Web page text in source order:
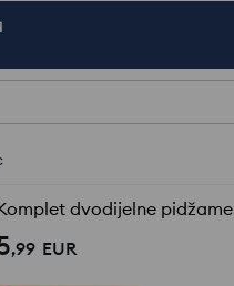
dvodijelne pidžame
,99 EUR